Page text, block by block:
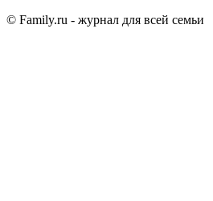
© Family.ru - журнал для всей семьи